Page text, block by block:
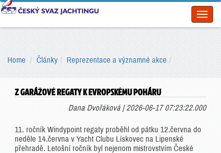
Home Články Reprezentace a významné akce
Z GARÁŽOVÉ REGATY K EVROPSKÉMU POHÁRU
Dana Dvořáková | 2026-06-17 07:23:22.000
11. ročník Windypoint regaty proběhl od pátku 12.června do
neděle 14.června v Yacht Clubu Lískovec na Lipenské
přehradě. Letošní ročník byl nejenom mistrovstvím České